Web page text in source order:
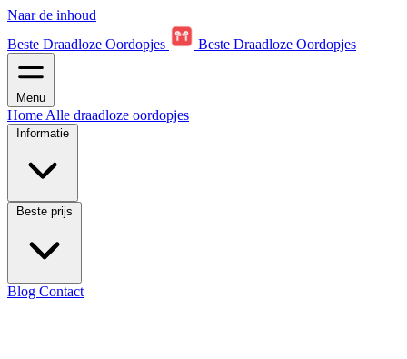
Naar de inhoud
Beste Draadloze Oordopjes
Beste Draadloze Oordopjes
Menu
Home Alle draadloze oordopjes
Informatie
Beste prijs
Blog Contact